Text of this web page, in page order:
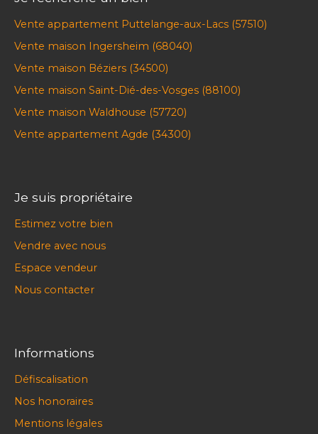
Vente appartement Puttelange-aux-Lacs (57510)
Vente maison Ingersheim (68040)
Vente maison Béziers (34500)
Vente maison Saint-Dié-des-Vosges (88100)
Vente maison Waldhouse (57720)
Vente appartement Agde (34300)
Je suis propriétaire
Estimez votre bien
Vendre avec nous
Espace vendeur
Nous contacter
Informations
Défiscalisation
Nos honoraires
Mentions légales